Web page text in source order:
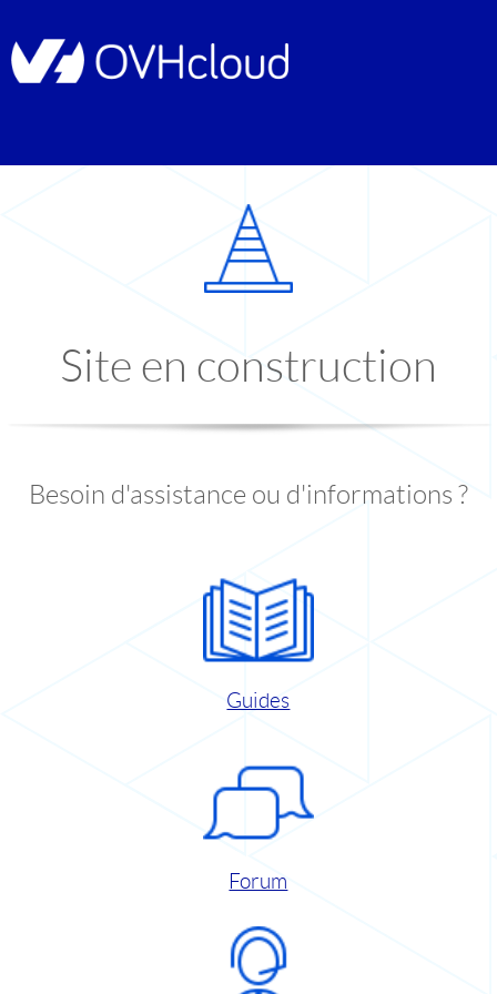
Site en construction
Besoin d'assistance ou d'informations ?
Guides
Forum